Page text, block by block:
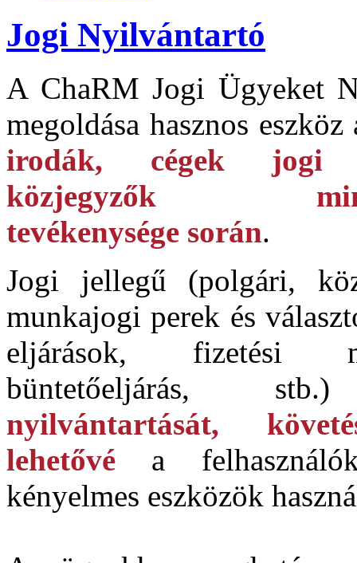
Jogi Nyilvántartó
A ChaRM Jogi Ügyeket
megoldása hasznos
irodák, cégek jogi
közjegyzők
tevékenysége során.
Jogi jellegű (polgári,
munkajogi perek és
eljárások, fizetési
büntetőeljárás,
nyilvántartását,
lehetővé a
kényelmes eszközök